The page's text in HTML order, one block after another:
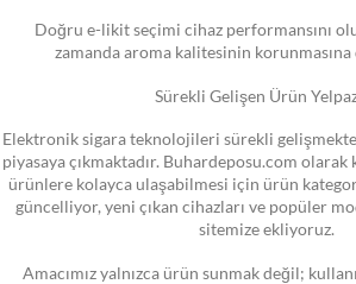
Doğru e-likit seçimi cihaz performansını
zamanda aroma kalitesinin korunmasına
Sürekli Gelişen Ürün
Elektronik sigara teknolojileri sürekli
piyasaya çıkmaktadır. Buhardeposu.com olarak
ürünlere kolayca ulaşabilmesi için ürün
güncelliyor, yeni çıkan cihazları ve popüler
sitemize ekliyoruz.
Amacımız yalnızca ürün sunmak değil;